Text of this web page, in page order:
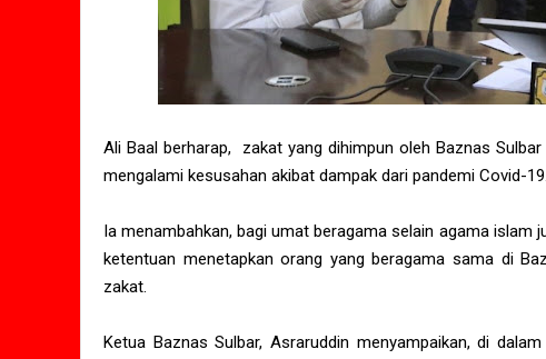
Ali Baal berharap, zakat yang dihimpun oleh Baznas
mengalami kesusahan akibat dampak dari pandemi Covid-19.
Ia menambahkan, bagi umat beragama selain agama islam
ketentuan menetapkan orang yang beragama sama di
zakat.
Ketua Baznas Sulbar, Asraruddin menyampaikan, di